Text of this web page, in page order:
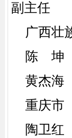
副主任
广西壮
陈 坤
黄杰海
重庆市
陶卫红